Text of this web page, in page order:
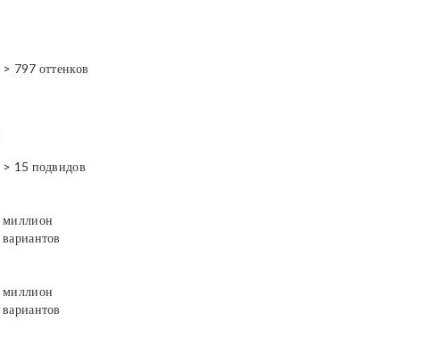
> 797 оттенков
> 15 подвидов
миллион
вариантов
миллион
вариантов